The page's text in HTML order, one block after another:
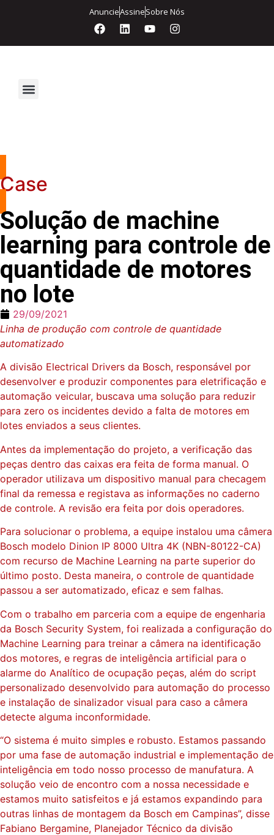
AnuncieAssineSobre Nós
Case
Solução de machine
learning para controle de
quantidade de motores
no lote
29/09/2021
Linha de produção com controle de quantidade
automatizado
A divisão Electrical Drivers da Bosch, responsável por
desenvolver e produzir componentes para eletrificação e
automação veicular, buscava uma solução para reduzir
para zero os incidentes devido a falta de motores em
lotes enviados a seus clientes.
Antes da implementação do projeto, a verificação das
peças dentro das caixas era feita de forma manual. O
operador utilizava um dispositivo manual para checagem
final da remessa e registava as informações no caderno
de controle. A revisão era feita por dois operadores.
Para solucionar o problema, a equipe instalou uma câmera
Bosch modelo Dinion IP 8000 Ultra 4K (NBN-80122-CA)
com recurso de Machine Learning na parte superior do
último posto. Desta maneira, o controle de quantidade
passou a ser automatizado, eficaz e sem falhas.
Com o trabalho em parceria com a equipe de engenharia
da Bosch Security System, foi realizada a configuração do
Machine Learning para treinar a câmera na identificação
dos motores, e regras de inteligência artificial para o
alarme do Analítico de ocupação peças, além do script
personalizado desenvolvido para automação do processo
e instalação de sinalizador visual para caso a câmera
detecte alguma inconformidade.
“O sistema é muito simples e robusto. Estamos passando
por uma fase de automação industrial e implementação de
inteligência em todo nosso processo de manufatura. A
solução veio de encontro com a nossa necessidade e
estamos muito satisfeitos e já estamos expandindo para
outras linhas de montagem da Bosch em Campinas”, disse
Fabiano Bergamine, Planejador Técnico da divisão